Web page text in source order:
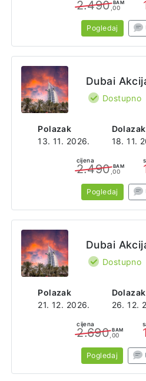
2.490 BAM
,00
Pogledaj
Polazak
13. 11. 2026.
Dolazak
18. 11.
Dubai
Dostupno
cijena
2.490 BAM
,00
Pogledaj
Polazak
21. 12. 2026.
Dolazak
26. 12.
Dubai
Dostupno
cijena
2.690 BAM
,00
Pogledaj